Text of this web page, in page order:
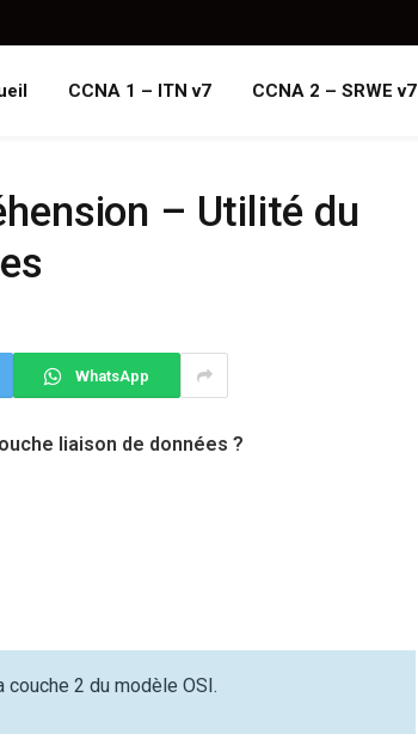
CCNA 1 – ITN v7 CCNA 2 – SRWE v7
– Utilité du
WhatsApp
liaison de données ?
2 du modèle OSI.